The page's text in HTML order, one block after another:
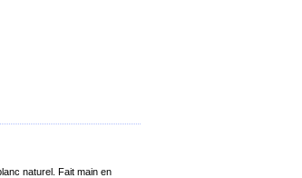
naturel. Fait main en